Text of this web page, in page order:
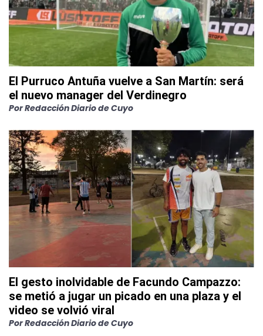
El Purruco Antuña vuelve a San Martín: será
el nuevo manager del Verdinegro
PorRedacción Diario de Cuyo
El gesto inolvidable de Facundo Campazzo:
se metió a jugar un picado en una plaza y el
video se volvió viral
PorRedacción Diario de Cuyo